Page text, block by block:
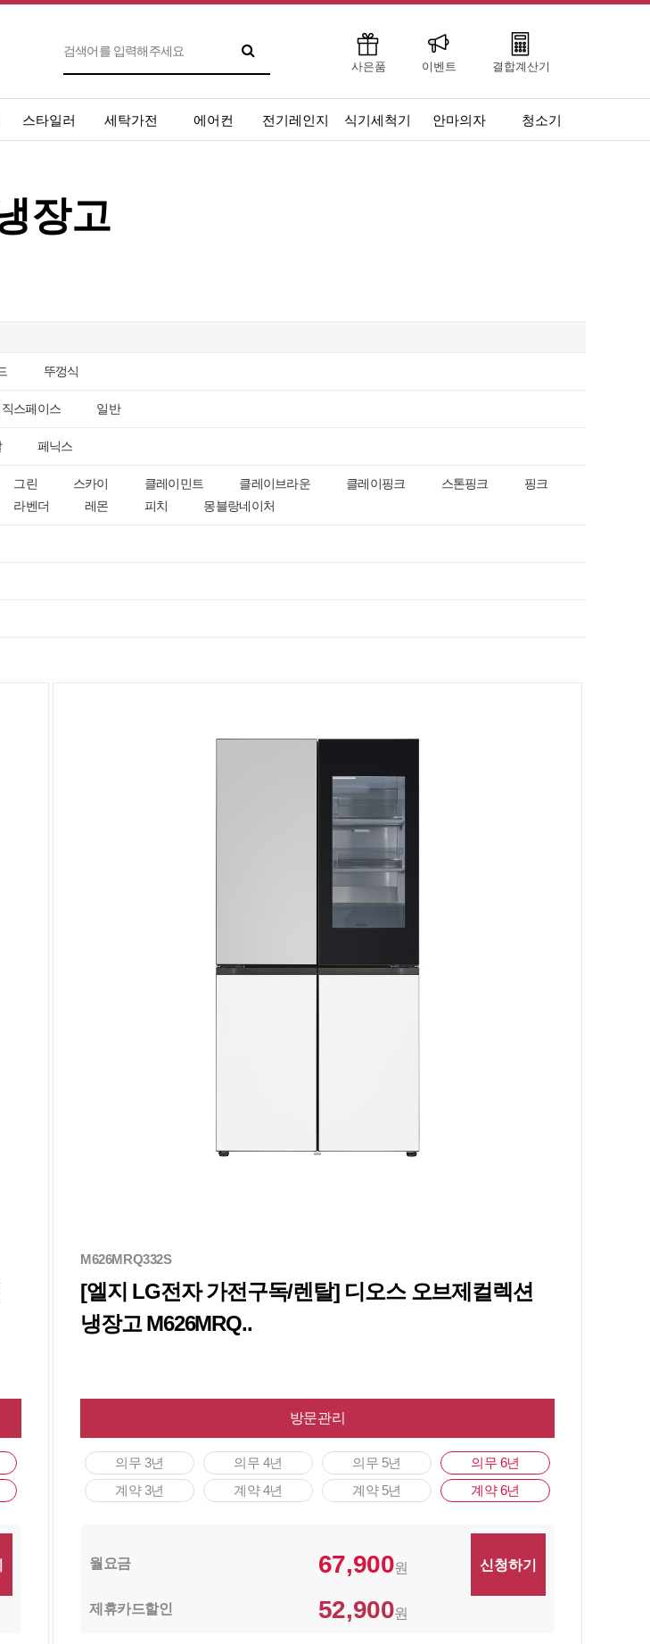
사은품 이벤트 결합계산기
스타일러 세탁가전 에어컨 전기레인지 식기세척기 안마의자 청소기
장고
뚜껑식
스페이스 일반
페닉스
그린 스카이 클레이민트 클레이브라운 클레이핑크 스톤핑크
핑크
라벤더 레몬 피치 몽블랑네이처
M626MRQ332S
[엘지 LG전자 가전구독/렌탈] 디오스 오브제컬렉션
냉장고 M626MRQ..
방문관리
의무 3년
계약 3년
의무 4년
계약 4년
의무 5년
계약 5년
의무 6년
계약 6년
월요금 67,900원
제휴카드할인 52,900원